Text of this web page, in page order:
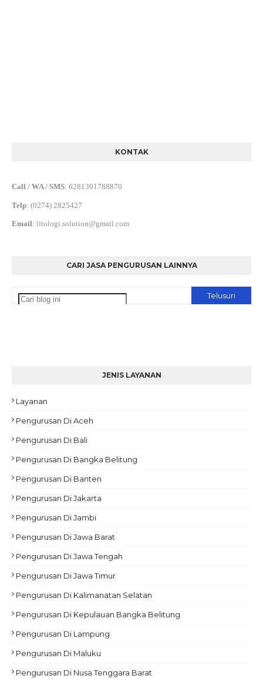
KONTAK
Call / WA / SMS: 6281391788870
Telp: (0274) 2825427
Email: litologi.solution@gmail.com
CARI JASA PENGURUSAN LAINNYA
JENIS LAYANAN
Layanan
Pengurusan Di Aceh
Pengurusan Di Bali
Pengurusan Di Bangka Belitung
Pengurusan Di Banten
Pengurusan Di Jakarta
Pengurusan Di Jambi
Pengurusan Di Jawa Barat
Pengurusan Di Jawa Tengah
Pengurusan Di Jawa Timur
Pengurusan Di Kalimanatan Selatan
Pengurusan Di Kepulauan Bangka Belitung
Pengurusan Di Lampung
Pengurusan Di Maluku
Pengurusan Di Nusa Tenggara Barat